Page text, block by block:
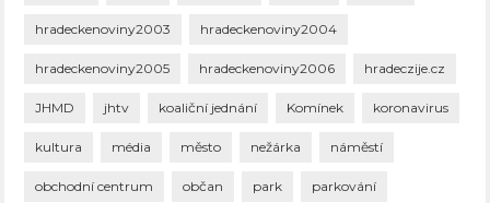
hradeckenoviny2003 hradeckenoviny2004
hradeckenoviny2005 hradeckenoviny2006 hradeczije.cz
JHMD jhtv koaliční jednání Komínek koronavirus
kultura média město nežárka náměstí
obchodní centrum občan park parkování